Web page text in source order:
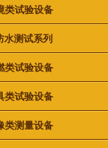
类试验设备
水测试系列
类试验设备
类试验设备
类测量设备